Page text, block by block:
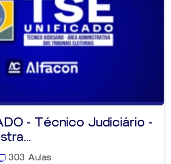
- Técnico Judiciário -
303 Aulas